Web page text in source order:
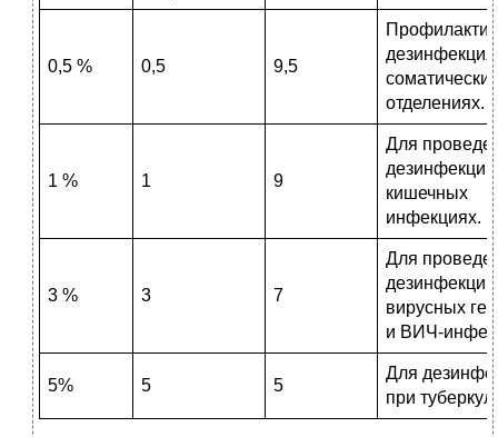
0,5 % 0,5 9,5
соматических
отделениях.
1 % 1 9
Для
кишечных
инфекциях.
3 % 3 7
Для
вирусных
и ВИЧ-
5% 5 5
Для
при